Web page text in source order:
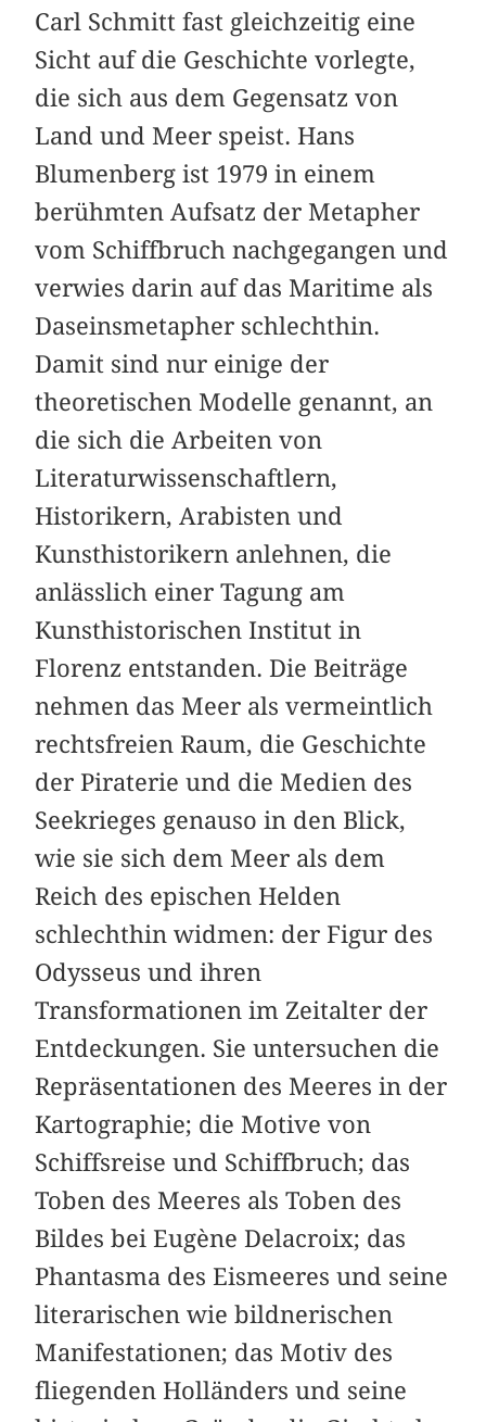
Carl Schmitt fast gleichzeitig eine
Sicht auf die Geschichte vorlegte,
die sich aus dem Gegensatz von
Land und Meer speist. Hans
Blumenberg ist 1979 in einem
berühmten Aufsatz der Metapher
vom Schiffbruch nach­gegangen und
verwies darin auf das Maritime als
Daseinsmetapher schlechthin.
Damit sind nur einige der
theoretischen Modelle genannt, an
die sich die Arbeiten von
Literaturwissenschaftlern,
Historikern, Arabisten und
Kunsthistorikern anlehnen, die
anlässlich einer Tagung am
Kunsthistorischen Institut in
Florenz entstanden. Die Beiträge
nehmen das Meer als vermeintlich
rechtsfreien Raum, die Geschichte
der Piraterie und die Medien des
Seekrieges genauso in den Blick,
wie sie sich dem Meer als dem
Reich des epischen Helden
schlechthin widmen: der Figur des
Odysseus und ihren
Transformationen im Zeitalter der
Entdeckungen. Sie untersuchen die
Repräsentationen des Meeres in der
Kartographie; die Motive von
Schiffsreise und Schiffbruch; das
Toben des Meeres als Toben des
Bildes bei Eugène Delacroix; das
Phantasma des Eismeeres und seine
literarischen wie bildnerischen
Manifestationen; das Motiv des
fliegenden Holländers und seine